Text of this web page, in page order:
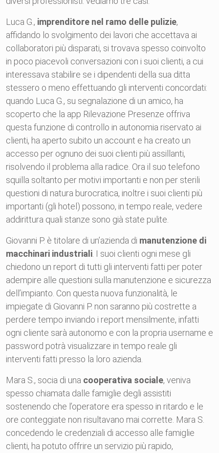
Luca G., imprenditore nel ramo delle pulizie,
affidando lo svolgimento dei lavori che accettava ai
collaboratori più disparati, si trovava spesso coinvolto
in poco piacevoli conversazioni con i suoi clienti, a cui
interessava stabilire se i dipendenti della sua ditta
stessero o meno effettuando gli interventi concordati:
quando Luca G., su segnalazione di un amico, ha
scoperto che la app Rilevazione Presenze offriva
questa funzione di controllo in autonomia riservato ai
clienti, ha aperto subito un account e ha creato un
accesso per ognuno dei suoi clienti più assillanti,
risolvendo il problema alla radice. Ora il suo telefono
squilla soltanto per motivi importanti e non per sterili
questioni di natura burocratica, inoltre i suoi clienti più
importanti (gli hotel) possono, in tempo reale, vedere
addirittura quali stanze sono già state pulite.
Giovanni P. è titolare di un’azienda di manutenzione di
macchinari industriali . I suoi clienti ogni mese gli
chiedono un report di tutti gli interventi fatti per poter
adempire alle questioni sulla manutenzione e sicurezza
dell’impianto. Con questa nuova funzionalità, le
impiegate di Giovanni P. non saranno più costrette a
perdere tempo inviando i report mensilmente, infatti
ogni cliente sarà autonomo e con la propria username e
password potrà visualizzare in tempo reale gli
interventi fatti presso la loro azienda.
Mara S., socia di una cooperativa sociale, veniva
spesso chiamata dalle famiglie degli assistiti
sostenendo che l’operatore era spesso in ritardo e le
ore conteggiate non risultavano mai corrette. Mara S.
concedendo le credenziali di accesso alle famiglie
clienti, ha potuto offrire un servizio più rapido,